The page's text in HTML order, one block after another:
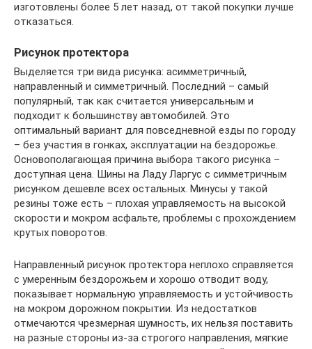
изготовлены более 5 лет назад, от такой покупки лучше
отказаться.
Рисунок протектора
Выделяется три вида рисунка: асимметричный,
направленный и симметричный. Последний – самый
популярный, так как считается универсальным и
подходит к большинству автомобилей. Это
оптимальный вариант для повседневной езды по городу
– без участия в гонках, эксплуатации на бездорожье.
Основополагающая причина выбора такого рисунка –
доступная цена. Шины на Ладу Ларгус с симметричным
рисунком дешевле всех остальных. Минусы у такой
резины тоже есть – плохая управляемость на высокой
скорости и мокром асфальте, проблемы с прохождением
крутых поворотов.
Направленный рисунок протектора неплохо справляется
с умеренным бездорожьем и хорошо отводит воду,
показывает нормальную управляемость и устойчивость
на мокром дорожном покрытии. Из недостатков
отмечаются чрезмерная шумность, их нельзя поставить
на разные стороны из-за строгого направления, мягкие